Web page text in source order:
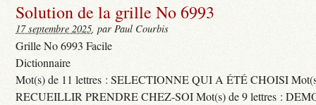
Solution de la grille No 6993
17 septembre 2025, par Paul Courbis
Grille No 6993 Facile
Dictionnaire
Mot(s) de 11 lettres : SELECTIONNE QUI A ÉTÉ CHOISI
RECUEILLIR PRENDRE CHEZ-SOI Mot(s) de 9 lettres :